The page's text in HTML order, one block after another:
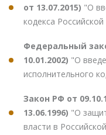
от 13.07.2015) "О
кодекса
Федеральный
10.01.2002) "О
исполнительного
Закон РФ от
13.06.1996) "О
власти в